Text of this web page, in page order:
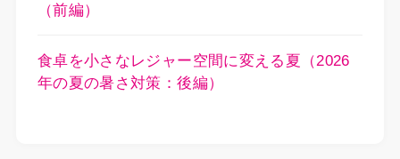
（前編）
食卓を小さなレジャー空間に変える夏（2026
年の夏の暑さ対策：後編）